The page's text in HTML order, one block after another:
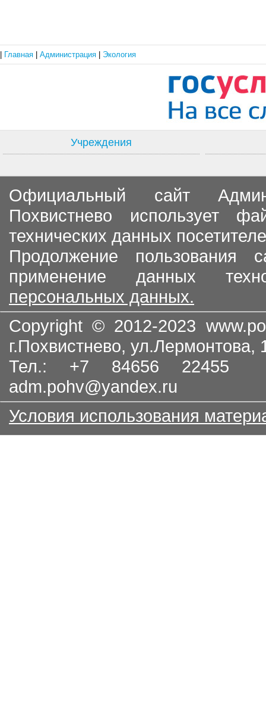
Главная Администрация Экология
Учреждения
Официальный сайт
Похвистнево использует
технических данных
Продолжение пользования
применение данных
персональных данных.
Copyright © 2012-2023
г.Похвистнево, ул.Лермонтова,
Тел.: +7 84656
adm.pohv@yandex.ru
Условия использования